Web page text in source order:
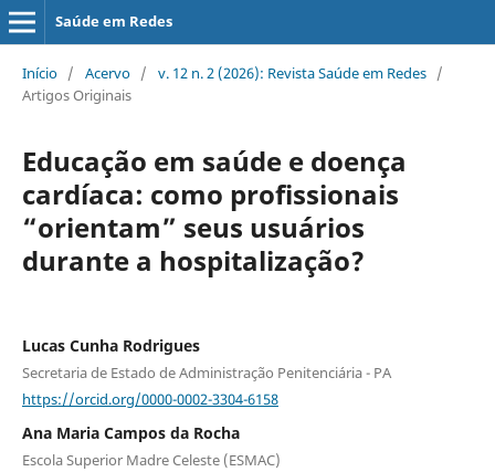
Saúde em Redes
Início / Acervo / v. 12 n. 2 (2026): Revista Saúde em Redes /
Artigos Originais
Educação em saúde e doença
cardíaca: como profissionais
“orientam” seus usuários
durante a hospitalização?
Lucas Cunha Rodrigues
Secretaria de Estado de Administração Penitenciária - PA
https://orcid.org/0000-0002-3304-6158
Ana Maria Campos da Rocha
Escola Superior Madre Celeste (ESMAC)